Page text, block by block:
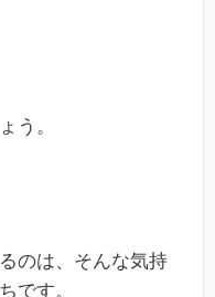
う。
のは、そんな気持
です。